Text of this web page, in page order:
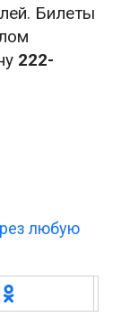
Билеты
222-
любую